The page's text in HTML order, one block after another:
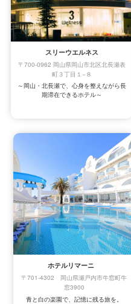
そんな優雅な時間を「季譜の里」でお楽
しみください。
スリーウエルネス
〒700-0962 岡山県岡山市北区北長瀬表
町３丁目１−８
～岡山・北長瀬で、心身を整えながら長
期滞在できるホテル～
ホテルリマーニ
〒701-4302 岡山県瀬戸内市牛窓町牛
窓3900
青と白の楽園で、記憶に残る旅を。